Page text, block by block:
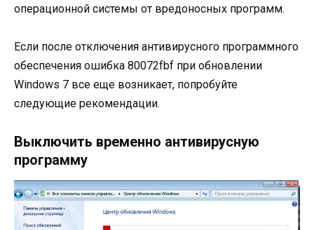
операционной системы от вредоносных программ.
Если после отключения антивирусного программного
обеспечения ошибка 80072fbf при обновлении
Windows 7 все еще возникает, попробуйте
следующие рекомендации.
Выключить временно антивирусную
программу